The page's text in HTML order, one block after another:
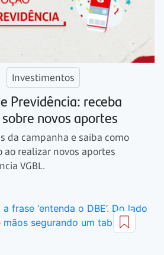
Investimentos
Previdência: receba
novos aportes
da campanha e saiba como
realizar novos aportes
VGBL.